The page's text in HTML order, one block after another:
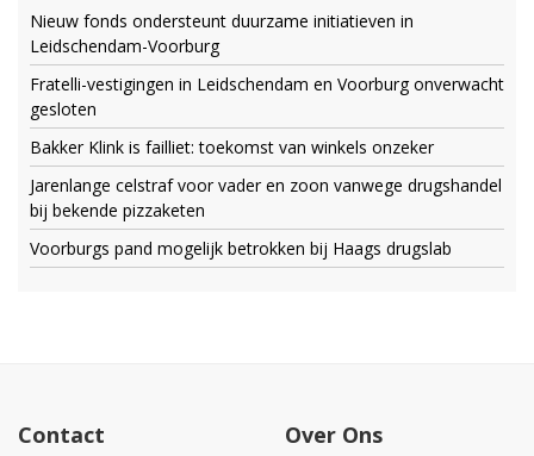
Nieuw fonds ondersteunt duurzame initiatieven in
Leidschendam-Voorburg
Fratelli-vestigingen in Leidschendam en Voorburg onverwacht
gesloten
Bakker Klink is failliet: toekomst van winkels onzeker
Jarenlange celstraf voor vader en zoon vanwege drugshandel
bij bekende pizzaketen
Voorburgs pand mogelijk betrokken bij Haags drugslab
Contact Over Ons